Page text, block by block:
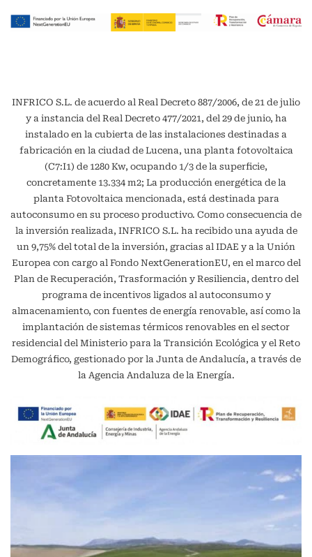
INFRICO S.L. de acuerdo al Real Decreto 887/2006, de 21 de julio
y a instancia del Real Decreto 477/2021, del 29 de junio, ha
instalado en la cubierta de las instalaciones destinadas a
fabricación en la ciudad de Lucena, una planta fotovoltaica
(C7:I1) de 1280 Kw, ocupando 1/3 de la superficie,
concretamente 13.334 m2; La producción energética de la
planta Fotovoltaica mencionada, está destinada para
autoconsumo en su proceso productivo. Como consecuencia de
la inversión realizada, INFRICO S.L. ha recibido una ayuda de
un 9,75% del total de la inversión, gracias al IDAE y a la Unión
Europea con cargo al Fondo NextGenerationEU, en el marco del
Plan de Recuperación, Trasformación y Resiliencia, dentro del
programa de incentivos ligados al autoconsumo y
almacenamiento, con fuentes de energía renovable, así como la
implantación de sistemas térmicos renovables en el sector
residencial del Ministerio para la Transición Ecológica y el Reto
Demográfico, gestionado por la Junta de Andalucía, a través de
la Agencia Andaluza de la Energía.